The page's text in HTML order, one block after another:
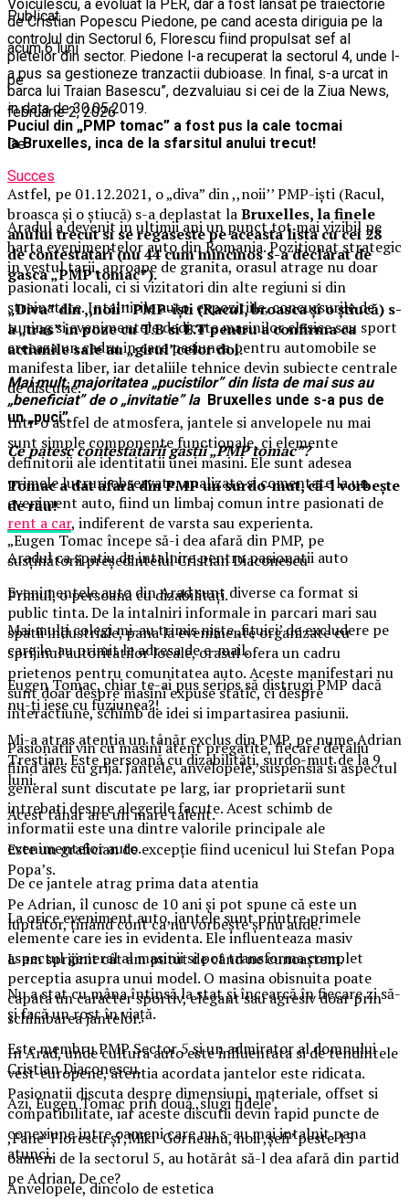
Voiculescu, a evoluat la PER, dar a fost lansat pe traiectorie
de Cristian Popescu Piedone, pe cand acesta diriguia pe la
controlul din Sectorul 6, Florescu fiind propulsat sef al
pietelor din sector. Piedone l-a recuperat la sectorul 4, unde l-
a pus sa gestioneze tranzactii dubioase. In final, s-a urcat in
barca lui Traian Basescu”, dezvaluiau si cei de la Ziua News,
in data de 30.05.2019.
Puciul din „PMP tomac” a fost pus la cale tocmai
la Bruxelles, inca de la sfarsitul anului trecut!
Astfel, pe 01.12.2021, o „diva” din ,,noii’’ PMP-iști (Racul,
broasca și o știucă) s-a deplastat laBruxelles, la finele
anului trecut si se regaseste pe aceasta lista cu cei 28
de contestatari (nu 44 cum mincinos s-a declarat de
gasca „PMP tomac”).
„Diva” din ,,noii’’ PMP-iști (Racul, broasca și o știucă) s-
a „tras” in poze cu T.B si E.T pentru a confirma ca
actiunile sale au „girul”celor doi.
Mai mult, majoritatea „pucistilor” din lista de mai sus au
„beneficiat” de o „invitatie” la Bruxelles unde s-a pus de
un „puci”.
Ce patesc contestatarii gastii „PMP tomac”?
Tomac a dat afară din PMP un surdo-mut, că-l vorbește
de rău!
„Eugen Tomac începe să-i dea afară din PMP, pe
susținătorii președintelui Cristian Diaconescu
Primul, o persoană cu dizabilități.
Mai mulți colegi mi-au trimis niște ,fițuici’ de excludere pe
care le-au primit le adresa de e-mail.
Eugen Tomac, chiar te-ai pus serios să distrugi PMP dacă
nu-ți iese cu fuziunea?!
Mi-a atras atenția un tânăr exclus din PMP, pe nume Adrian
Trestian. Este persoană cu dizabilități, surdo-mut de la 9
luni.
Acest tânar are un mare talent.
Este un grafician de excepție fiind ucenicul lui Stefan Popa
Popa’s.
Pe Adrian, îl cunosc de 10 ani și pot spune că este un
luptător, ținând cont ca nu vorbește și nu aude.
L-am sprijinit cât am putut de când ne cunoaștem.
Nu a stat cu mâna întinsă la stat și încearcă în fiecare zi să-
și facă un rost în viață.
Este membru PMP Sector 5 și un admirator al domnului
Cristian Diaconescu.
Azi, Eugen Tomac prin două ,slugi fidele’,
,Fane’ Florescu și ,Miki’ Gorneanu, noii ,șefi’ peste 15
oameni de la sectorul 5, au hotărât să-l dea afară din partid
pe Adrian. De ce?
Publicat
acum 6 luni
pe
februarie 2, 2026
De
Succes
Aradul a devenit in ultimii ani un punct tot mai vizibil pe
harta evenimentelor auto din Romania. Pozitionat strategic
in vestul tarii, aproape de granita, orasul atrage nu doar
pasionati locali, ci si vizitatori din alte regiuni si din
strainatate. Intalnirile auto, expozitiile, concursurile de
tuning si evenimentele dedicate masinilor clasice sau sport
creeaza un cadru in care pasiunea pentru automobile se
manifesta liber, iar detaliile tehnice devin subiecte centrale
de discutie.
Intr-o astfel de atmosfera, jantele si anvelopele nu mai
sunt simple componente functionale, ci elemente
definitorii ale identitatii unei masini. Ele sunt adesea
primele lucruri observate, analizate si comentate la un
eveniment auto, fiind un limbaj comun intre pasionati de
rent a car, indiferent de varsta sau experienta.
Aradul ca spatiu de intalnire pentru pasionatii auto
Evenimentele auto din Arad sunt diverse ca format si
public tinta. De la intalniri informale in parcari mari sau
spatii industriale, pana la evenimente organizate cu
sprijinul autoritatilor locale, orasul ofera un cadru
prietenos pentru comunitatea auto. Aceste manifestari nu
sunt doar despre masini expuse static, ci despre
interactiune, schimb de idei si impartasirea pasiunii.
Pasionatii vin cu masini atent pregatite, fiecare detaliu
fiind ales cu grija. Jantele, anvelopele, suspensia si aspectul
general sunt discutate pe larg, iar proprietarii sunt
intrebati despre alegerile facute. Acest schimb de
informatii este una dintre valorile principale ale
evenimentelor auto.
De ce jantele atrag prima data atentia
La orice eveniment auto, jantele sunt printre primele
elemente care ies in evidenta. Ele influenteaza masiv
aspectul general al masinii si pot transforma complet
perceptia asupra unui model. O masina obisnuita poate
capata un caracter sportiv, elegant sau agresiv doar prin
schimbarea jantelor.
In Arad, unde cultura auto este influentata si de tendintele
vest-europene, atentia acordata jantelor este ridicata.
Pasionatii discuta despre dimensiuni, materiale, offset si
compatibilitate, iar aceste discutii devin rapid puncte de
conexiune intre oameni care nu s-au mai intalnit pana
atunci.
Anvelopele, dincolo de estetica